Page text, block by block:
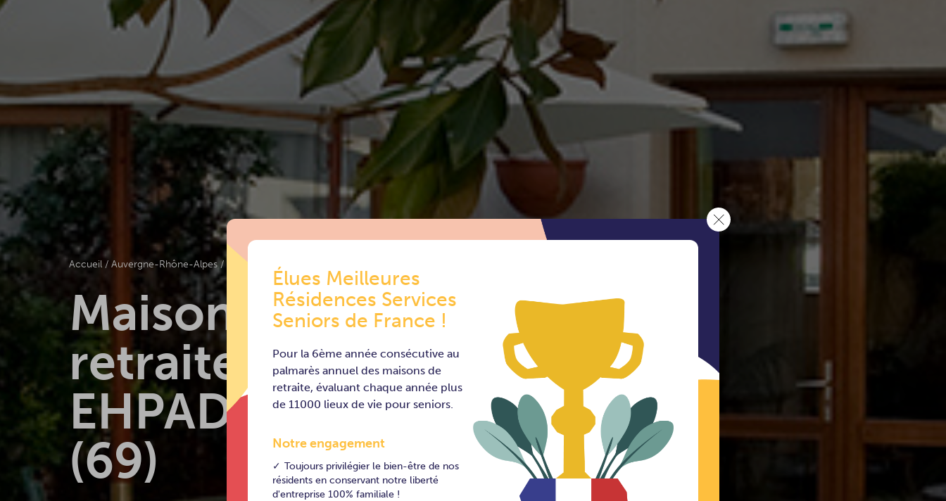
Élues Meilleures
Résidences Services
Seniors de France !
Pour la 6ème année consécutive au
palmarès annuel des maisons de
retraite, évaluant chaque année plus
de 11000 lieux de vie pour seniors.
Notre engagement
Toujours privilégier le bien-être de nos
résidents en conservant notre liberté
d'entreprise 100% familiale !
Accueil /Auvergne-Rhône-Alpes/ Rhône (69)
Maisons de
retraite et
EHPAD Rhône
(69)